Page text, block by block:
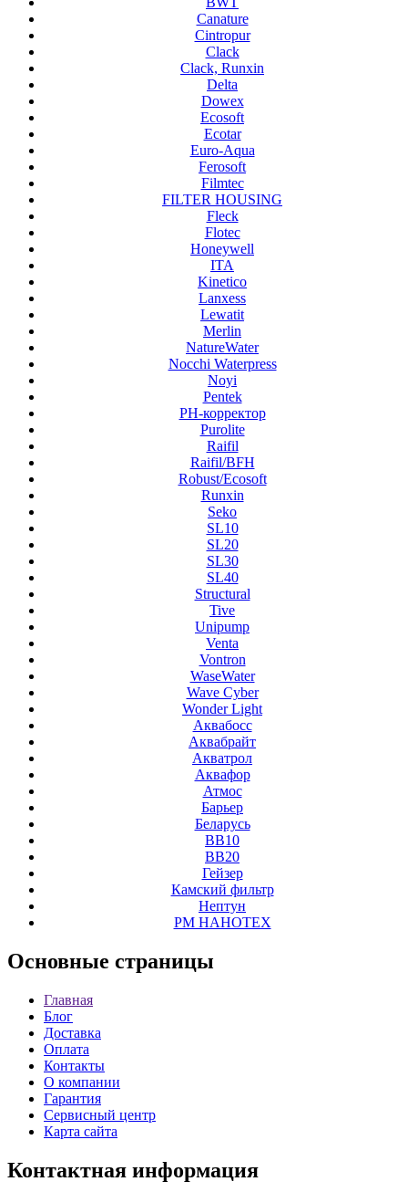
Canature
Cintropur
Clack
Clack, Runxin
Delta
Dowex
Ecosoft
Ecotar
Euro-Aqua
Ferosoft
Filmtec
FILTER HOUSING
Fleck
Flotec
Honeywell
ITA
Kinetico
Lanxess
Lewatit
Merlin
NatureWater
Nocchi Waterpress
Noyi
Pentek
PH-корректор
Purolite
Raifil
Raifil/BFH
Robust/Ecosoft
Runxin
Seko
SL10
SL20
SL30
SL40
Structural
Tive
Unipump
Venta
Vontron
WaseWater
Wave Cyber
Wonder Light
Аквабосс
Аквабрайт
Акватрол
Аквафор
Атмос
Барьер
Беларусь
ВВ10
ВВ20
Гейзер
Камский фильтр
Нептун
РМ НАНОТЕХ
Основные страницы
Главная
Блог
Доставка
Оплата
Контакты
О компании
Гарантия
Сервисный центр
Карта сайта
Контактная информация